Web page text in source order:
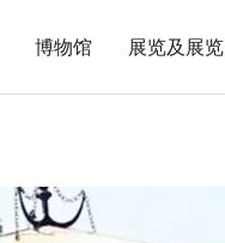
博物馆 展览及展览